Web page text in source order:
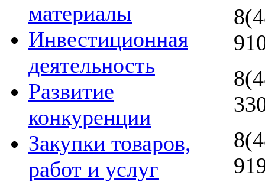
материалы
Инвестиционная
деятельность
Развитие
конкуренции
Закупки товаров,
работ и услуг